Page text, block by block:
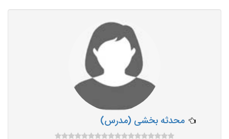
محدثه بخشی (مدرس)